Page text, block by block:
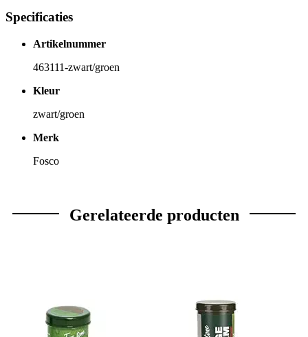
Specificaties
Artikelnummer
463111-zwart/groen
Kleur
zwart/groen
Merk
Fosco
Gerelateerde producten